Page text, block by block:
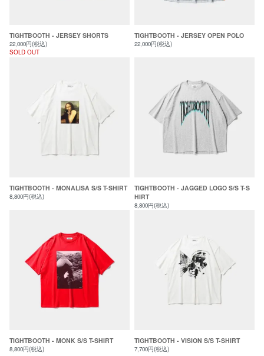
TIGHTBOOTH - JERSEY SHORTS
22,000円(税込)
SOLD OUT
TIGHTBOOTH - JERSEY OPEN POLO
22,000円(税込)
TIGHTBOOTH - MONALISA S/S T-SHIRT
8,800円(税込)
TIGHTBOOTH - JAGGED LOGO S/S T-S
HIRT
8,800円(税込)
TIGHTBOOTH - MONK S/S T-SHIRT
8,800円(税込)
TIGHTBOOTH - VISION S/S T-SHIRT
7,700円(税込)